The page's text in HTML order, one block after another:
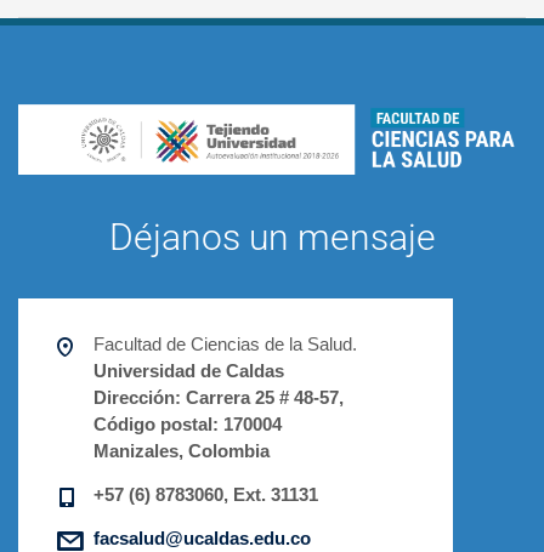
Déjanos un mensaje
Facultad de Ciencias de la Salud.
Universidad de Caldas
Dirección: Carrera 25 # 48-57,
Código postal: 170004
Manizales, Colombia
+57 (6) 8783060, Ext. 31131
facsalud@ucaldas.edu.co